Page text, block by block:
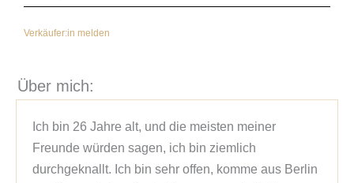
Verkäufer:in melden
Über mich:
Ich bin 26 Jahre alt, und die meisten meiner
Freunde würden sagen, ich bin ziemlich
durchgeknallt. Ich bin sehr offen, komme aus Berlin